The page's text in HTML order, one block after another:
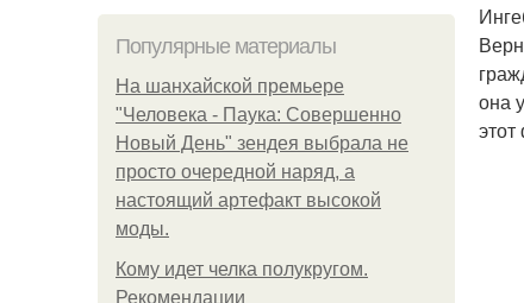
Популярные материалы
На шанхайской премьере
"Человека - Паука: Совершенно
Новый День" зендея выбрала не
просто очередной наряд, а
настоящий артефакт высокой
моды.
Кому идет челка полукругом.
Рекомендации
она